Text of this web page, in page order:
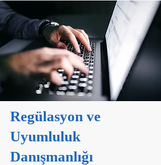
Regülasyon ve
Uyumluluk
Danışmanlığı